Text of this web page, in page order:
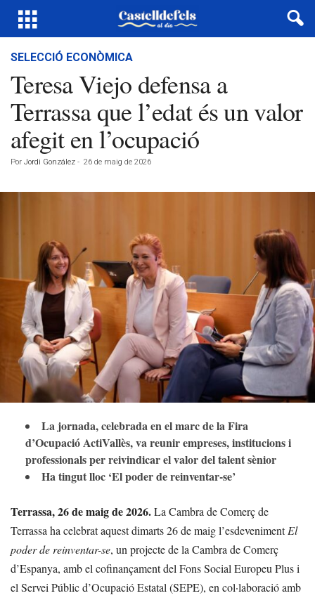
SELECCIÓ ECONÒMICA
Teresa Viejo defensa a
Terrassa que l’edat és un valor
afegit en l’ocupació
Por Jordi González - 26 de maig de 2026
La jornada, celebrada en el marc de la Fira
d’Ocupació ActiVallès, va reunir empreses, institucions i
professionals per reivindicar el valor del talent sènior
Ha tingut lloc ‘El poder de reinventar-se’
Terrassa, 26 de maig de 2026.La Cambra de Comerç de
Terrassa ha celebrat aquest dimarts 26 de maig l’esdevenimentEl
poder de reinventar-se, un projecte de la Cambra de Comerç
d’Espanya, amb el cofinançament del Fons Social Europeu Plus i
el Servei Públic d’Ocupació Estatal (SEPE), en col·laboració amb